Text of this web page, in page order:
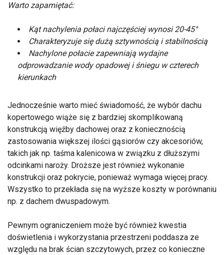
Warto zapamiętać:
Kąt nachylenia połaci najczęściej wynosi 20-45°
Charakteryzuje się dużą sztywnością i stabilnością
Nachylone połacie zapewniają wydajne
odprowadzanie wody opadowej i śniegu w czterech
kierunkach
Jednocześnie warto mieć świadomość, że wybór dachu
kopertowego wiąże się z bardziej skomplikowaną
konstrukcją więźby dachowej oraz z koniecznością
zastosowania większej ilości gąsiorów czy akcesoriów,
takich jak np. taśma kalenicowa w związku z dłuższymi
odcinkami naroży. Droższe jest również wykonanie
konstrukcji oraz pokrycie, ponieważ wymaga więcej pracy.
Wszystko to przekłada się na wyższe koszty w porównaniu
np. z dachem dwuspadowym.
Pewnym ograniczeniem może być również kwestia
doświetlenia i wykorzystania przestrzeni poddasza ze
względu na brak ścian szczytowych, przez co konieczne